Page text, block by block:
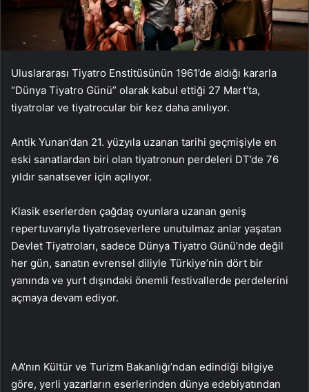
Uluslararası Tiyatro Enstitüsünün 1961’de aldığı kararla
“Dünya Tiyatro Günü” olarak kabul ettiği 27 Mart’ta,
tiyatrolar ve tiyatrocular bir kez daha anılıyor.
Antik Yunan’dan 21. yüzyıla uzanan tarihi geçmişiyle en
eski sanatlardan biri olan tiyatronun perdeleri DT’de 76
yıldır sanatsever için açılıyor.
Klasik eserlerden çağdaş oyunlara uzanan geniş
repertuvarıyla tiyatroseverlere unutulmaz anlar yaşatan
Devlet Tiyatroları, sadece Dünya Tiyatro Günü’nde değil
her gün, sanatın evrensel diliyle Türkiye’nin dört bir
yanında ve yurt dışındaki önemli festivallerde perdelerini
açmaya devam ediyor.
AA’nın Kültür ve Turizm Bakanlığı’ndan edindiği bilgiye
göre, yerli yazarların eserlerinden dünya edebiyatından